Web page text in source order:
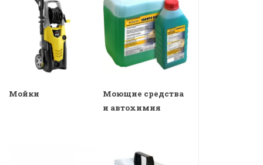
Мойки
Моющие средства
и автохимия